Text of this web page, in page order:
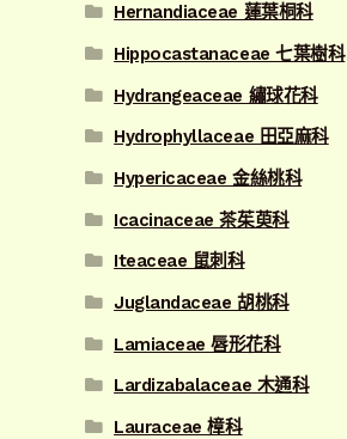
Hernandiaceae 蓮葉桐科
Hippocastanaceae 七葉樹科
Hydrangeaceae 繡球花科
Hydrophyllaceae 田亞麻科
Hypericaceae 金絲桃科
Icacinaceae 茶茱萸科
Iteaceae 鼠刺科
Juglandaceae 胡桃科
Lamiaceae 唇形花科
Lardizabalaceae 木通科
Lauraceae 樟科